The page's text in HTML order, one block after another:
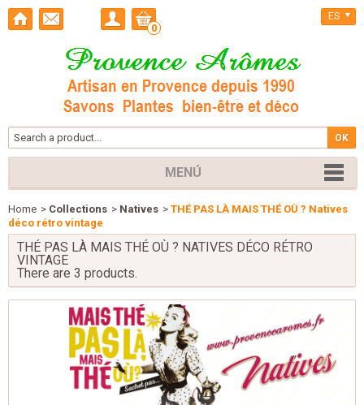
0
ES
MENÚ
Home > Collections > Natives > THÉ PAS LÀ MAIS THÉ OÙ ? Natives
déco rétro vintage
THÉ PAS LÀ MAIS THÉ OÙ ? NATIVES DÉCO RÉTRO
VINTAGE
There are 3 products.